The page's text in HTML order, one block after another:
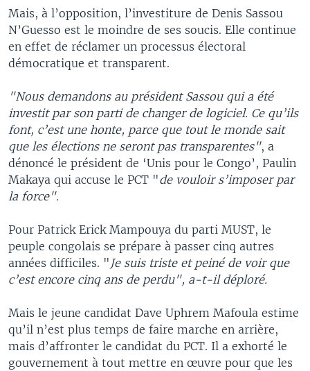
Mais, à l’opposition, l’investiture de Denis Sassou
N’Guesso est le moindre de ses soucis. Elle continue
en effet de réclamer un processus électoral
démocratique et transparent.
"Nous demandons au président Sassou qui a été
investit par son parti de changer de logiciel. Ce qu’ils
font, c’est une honte, parce que tout le monde sait
que les élections ne seront pas transparentes", a
dénoncé le président de ‘Unis pour le Congo’, Paulin
Makaya qui accuse le PCT "de vouloir s’imposer par
la force".
Pour Patrick Erick Mampouya du parti MUST, le
peuple congolais se prépare à passer cinq autres
années difficiles. " Je suis triste et peiné de voir que
c’est encore cinq ans de perdu", a-t-il déploré.
Mais le jeune candidat Dave Uphrem Mafoula estime
qu’il n’est plus temps de faire marche en arrière,
mais d’affronter le candidat du PCT. Il a exhorté le
gouvernement à tout mettre en œuvre pour que les